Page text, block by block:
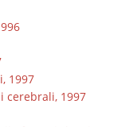
1997
cerebrali, 1997